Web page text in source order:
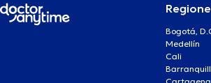
Bogotá,
Medellín
Cali